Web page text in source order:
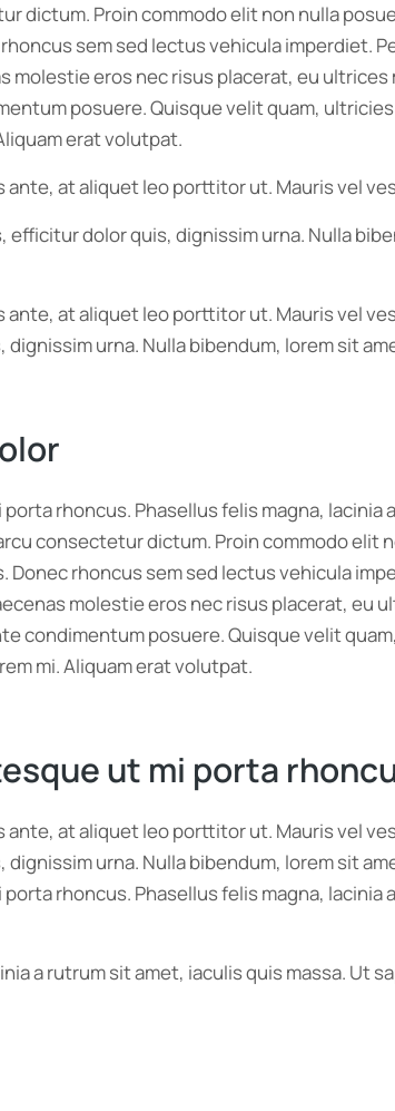
dictum. Proin commodo elit non nulla
sem sed lectus vehicula imperdiet.
molestie eros nec risus placerat, eu
posuere. Quisque velit quam,
erat volutpat.
at aliquet leo porttitor ut. Mauris vel
efficitur dolor quis, dignissim urna. Nulla
at aliquet leo porttitor ut. Mauris vel
urna. Nulla bibendum, lorem sit
rhoncus. Phasellus felis magna,
consectetur dictum. Proin commodo elit
rhoncus sem sed lectus vehicula
molestie eros nec risus placerat, eu
condimentum posuere. Quisque velit
mi. Aliquam erat volutpat.
ut mi porta
at aliquet leo porttitor ut. Mauris vel
urna. Nulla bibendum, lorem sit
rhoncus. Phasellus felis magna,
a rutrum sit amet, iaculis quis massa. Ut